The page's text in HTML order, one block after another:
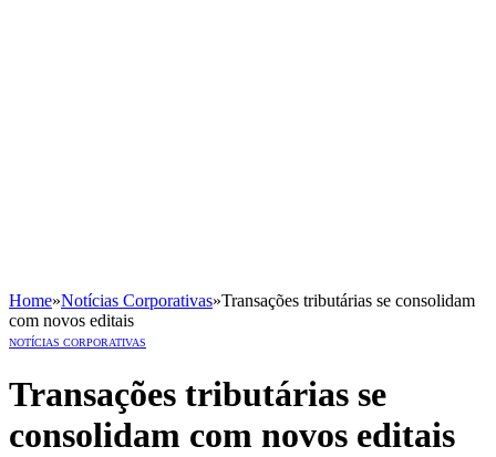
Home»Notícias Corporativas»Transações tributárias se consolidam
com novos editais
NOTÍCIAS CORPORATIVAS
Transações tributárias se
consolidam com novos editais